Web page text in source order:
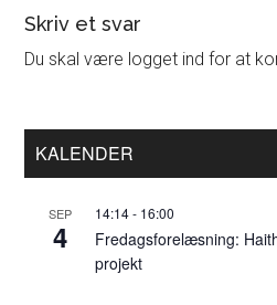
Læserinteraktioner
Skriv et svar
Du skal være logget ind for at
Primær
Sidebar
KALENDER
SEP
4
14:14- 16:00
Fredagsforelæsning:
projekt